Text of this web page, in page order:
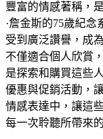
豐富的情感著稱，
·詹金斯的75歲紀
受到廣泛讚譽，成
不僅適合個人欣賞
是探索和購買這些
優惠與促銷活動，
情感表達中，讓這
每一次聆聽所帶來